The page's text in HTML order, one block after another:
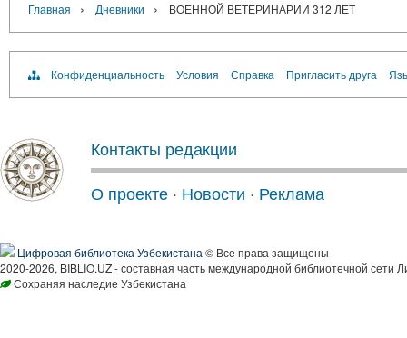
Главная › Дневники › ВОЕННОЙ ВЕТЕРИНАРИИ 312 ЛЕТ
Конфиденциальность Условия Справка Пригласить друга
Контакты редакции
О проекте · Новости · Реклама
Цифровая библиотека Узбекистана © Все права защищены
2020-2026, BIBLIO.UZ - составная часть международной библиотечной сети
Сохраняя наследие Узбекистана